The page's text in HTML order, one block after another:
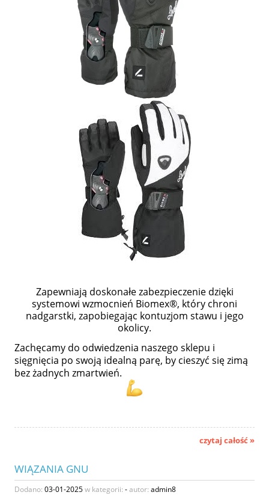
Zapewniają doskonałe zabezpieczenie dzięki
systemowi wzmocnień Biomex®, który chroni
nadgarstki, zapobiegając kontuzjom stawu i jego
okolicy.
Zachęcamy do odwiedzenia naszego sklepu i
sięgnięcia po swoją idealną parę, by cieszyć się zimą
bez żadnych zmartwień.
czytaj całość »
WIĄZANIA GNU
Dodano: 03-01-2025w kategorii: -autor: admin8